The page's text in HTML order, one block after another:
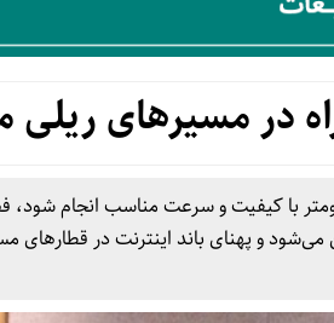
در مسیرهای
پوشش نسل چهارم در مسیر ریلی حدود ۱۰۰۰ کیلومتر با کیفیت و سرعت
و پهنای باند اینترنت در قطارهای